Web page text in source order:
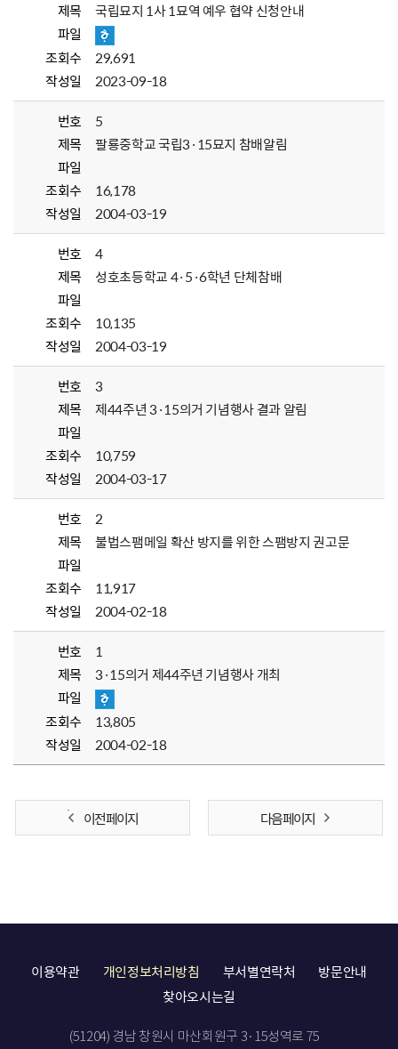
제목
국립묘지 1사 1묘역 예우 협약 신청안내
파일
조회수
29,691
작성일
2023-09-18
번호
5
제목
팔룡중학교 국립3·15묘지 참배알림
파일
조회수
16,178
작성일
2004-03-19
번호
4
제목
성호초등학교 4·5·6학년 단체참배
파일
조회수
10,135
작성일
2004-03-19
번호
3
제목
제44주년 3·15의거 기념행사 결과 알림
파일
조회수
10,759
작성일
2004-03-17
번호
2
제목
불법스팸메일 확산 방지를 위한 스팸방지 권고문
파일
조회수
11,917
작성일
2004-02-18
번호
1
제목
3·15의거 제44주년 기념행사 개최
파일
조회수
13,805
작성일
2004-02-18
이전 페이지 다음 페이지
이용약관 개인정보처리방침 부서별연락처
방문안내
찾아오시는길
(51204) 경남 창원시 마산회원구 3·15성역로 75